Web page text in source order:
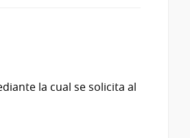
la cual se solicita al